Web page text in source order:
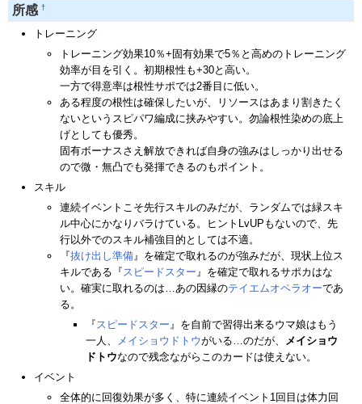
所感 †
トレーニング
トレーニング効果10％+固有効果で5％と高めのトレーニング
効率が目を引く。初期根性も+30と高い。
一方で得意率は根性サポでは2番目に低い。
ある程度の根性は確保したいが、リソースはあまり割きたく
ないというスピパワ編成に挟みやすい。勿論根性染めの底上
げとしても優秀。
固有ボーナスさえ解放できれば自身の強みはしっかり出せる
ので微・無凸でも発揮できるのもポイント。
スキル
連続イベントこそ先行スキルのみだが、ランダムでは緑スキ
ル中心にかなりバラけている。ヒントLvUPもないので、先
行以外でのスキル補強目的としては不適。
『抜け出し準備 』を確定で取れるのが強みだが、現状上位ス
キルである『 スピードスター 』を確定で取れるサポカはな
い。確実に取れるのは…あの因縁のテイエムオペラオーであ
る。
『 スピードスター 』を自前で習得出来るウマ娘はもう
一人、
メイショウドトウがいる…のだが、
メイショウ
ドトウなので残念ながらこのカードは使えない。
イベント
全体的に回復効果が多く、特に連続イベント1回目は体力回